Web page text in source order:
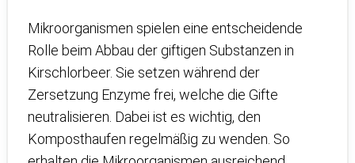
Mikroorganismen spielen eine entscheidende
Rolle beim Abbau der giftigen Substanzen in
Kirschlorbeer. Sie setzen während der
Zersetzung Enzyme frei, welche die Gifte
neutralisieren. Dabei ist es wichtig, den
Komposthaufen regelmäßig zu wenden. So